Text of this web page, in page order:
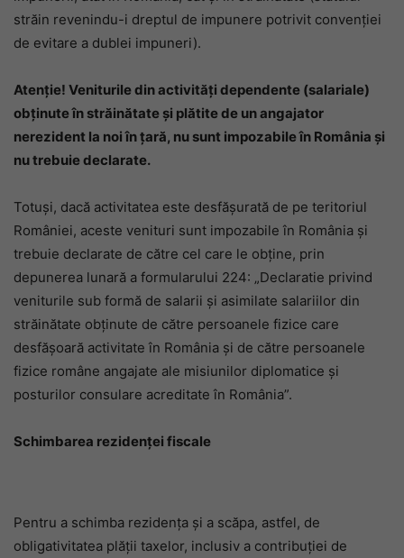
străin revenindu-i dreptul de impunere potrivit convenției
de evitare a dublei impuneri).
Atenție! Veniturile din activități dependente (salariale)
obținute în străinătate și plătite de un angajator
nerezident la noi în țară, nu sunt impozabile în România și
nu trebuie declarate.
Totuși, dacă activitatea este desfășurată de pe teritoriul
României, aceste venituri sunt impozabile în România și
trebuie declarate de către cel care le obține, prin
depunerea lunară a formularului 224: „Declaratie privind
veniturile sub formă de salarii și asimilate salariilor din
străinătate obținute de către persoanele fizice care
desfășoară activitate în România și de către persoanele
fizice române angajate ale misiunilor diplomatice și
posturilor consulare acreditate în România”.
Schimbarea rezidenței fiscale
Pentru a schimba rezidența și a scăpa, astfel, de
obligativitatea plății taxelor, inclusiv a contribuției de